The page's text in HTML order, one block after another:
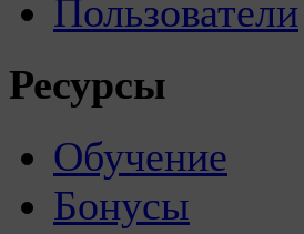
Пользователи
Ресурсы
Обучение
Бонусы